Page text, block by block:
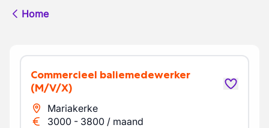
Home
Commercieel baliemedewerker
(M/V/X)
Mariakerke
3000 - 3800 / maand